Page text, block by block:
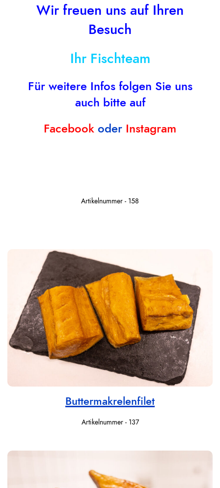
Wir freuen uns auf Ihren
Besuch
Ihr Fischteam
Für weitere Infos folgen Sie uns
auch bitte auf
Facebook oder Instagram
Artikelnummer - 158
Buttermakrelenfilet
Artikelnummer - 137